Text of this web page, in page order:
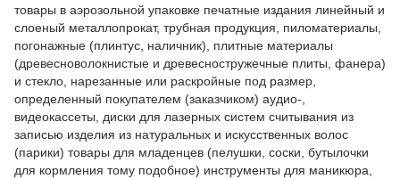
товары в аэрозольной упаковке печатные издания линейный и
слоеный металлопрокат, трубная продукция, пиломатериалы,
погонажные (плинтус, наличник), плитные материалы
(древесноволокнистые и древесностружечные плиты, фанера)
и стекло, нарезанные или раскройные под размер,
определенный покупателем (заказчиком) аудио-,
видеокассеты, диски для лазерных систем считывания из
записью изделия из натуральных и искусственных волос
(парики) товары для младенцев (пелушки, соски, бутылочки
для кормления тому подобное) инструменты для маникюра,